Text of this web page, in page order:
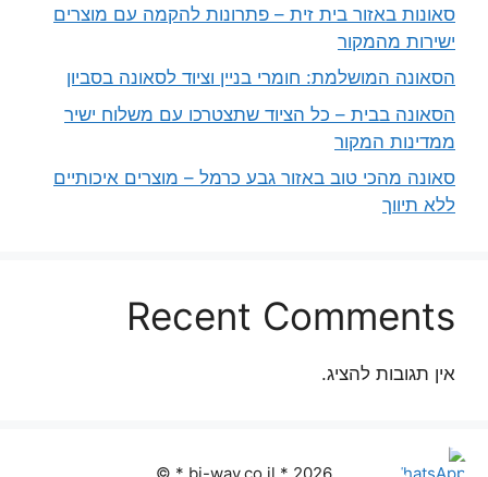
סאונות באזור בית זית – פתרונות להקמה עם מוצרים
ישירות מהמקור
הסאונה המושלמת: חומרי בניין וציוד לסאונה בסביון
הסאונה בבית – כל הציוד שתצטרכו עם משלוח ישיר
ממדינות המקור
סאונה מהכי טוב באזור גבע כרמל – מוצרים איכותיים
ללא תיווך
Recent Comments
אין תגובות להציג.